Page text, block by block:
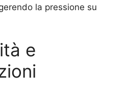
la pressione su
e